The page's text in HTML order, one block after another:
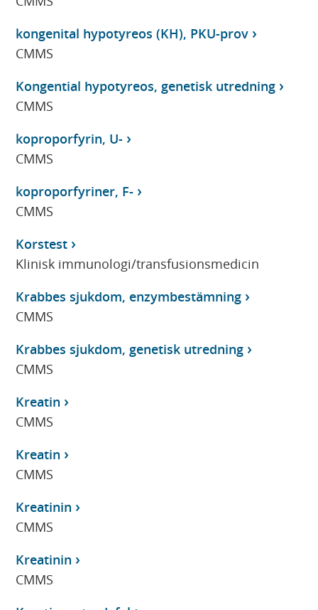
kongenital hypotyreos (KH), PKU-prov
CMMS
Kongential hypotyreos, genetisk utredning
CMMS
koproporfyrin, U-
CMMS
koproporfyriner, F-
CMMS
Korstest
Klinisk immunologi/transfusionsmedicin
Krabbes sjukdom, enzymbestämning
CMMS
Krabbes sjukdom, genetisk utredning
CMMS
Kreatin
CMMS
Kreatin
CMMS
Kreatinin
CMMS
Kreatinin
CMMS